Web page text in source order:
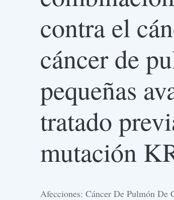
contra el
cáncer de
pequeñas
tratado
mutación
Afecciones: Cáncer De Pulmón De